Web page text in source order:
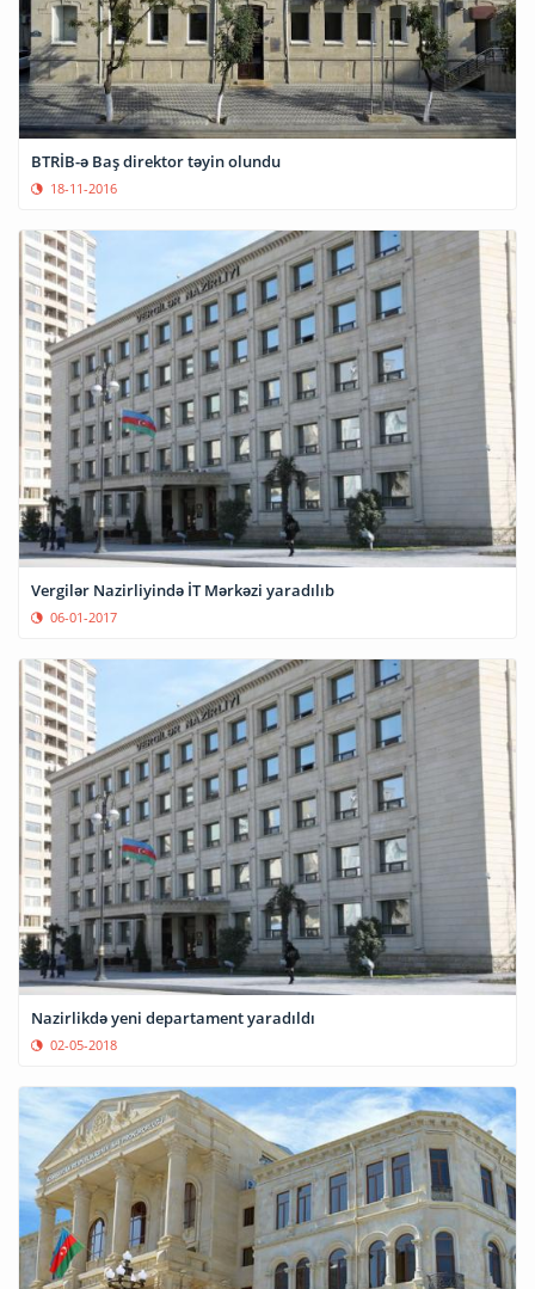
BTRİB-ə Baş direktor təyin olundu
18-11-2016
Vergilər Nazirliyində İT Mərkəzi yaradılıb
06-01-2017
Nazirlikdə yeni departament yaradıldı
02-05-2018